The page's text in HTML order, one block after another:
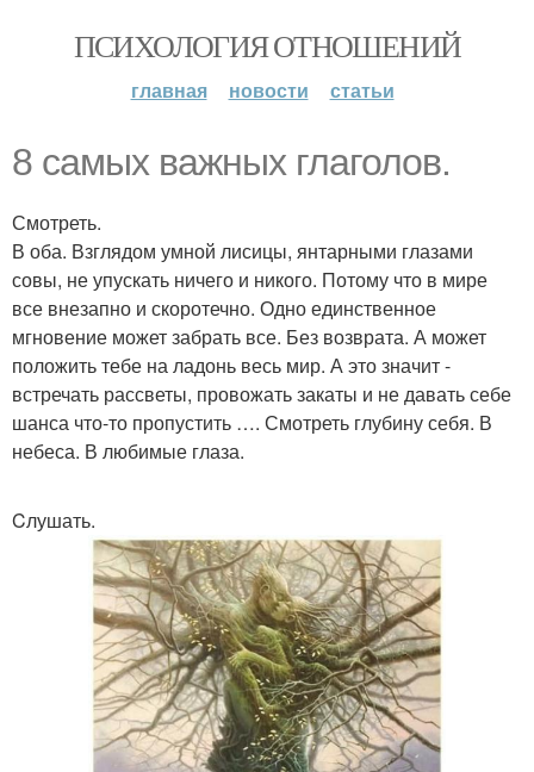
ПСИХОЛОГИЯ ОТНОШЕНИЙ
главная новости статьи
8 самых важных глаголов.
Смотреть.
В оба. Взглядом умной лисицы, янтарными глазами
совы, не упускать ничего и никого. Потому что в мире
все внезапно и скоротечно. Одно единственное
мгновение может забрать все. Без возврата. А может
положить тебе на ладонь весь мир. А это значит -
встречать рассветы, провожать закаты и не давать себе
шанса что-то пропустить …. Смотреть глубину себя. В
небеса. В любимые глаза.
Cлушать.